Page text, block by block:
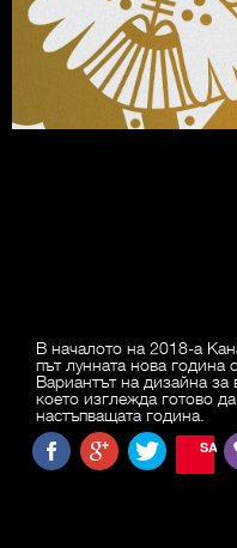
В началото на 2018-а
път лунната нова година
Вариантът на дизайна
което изглежда готово
настъпващата година.
SAVE